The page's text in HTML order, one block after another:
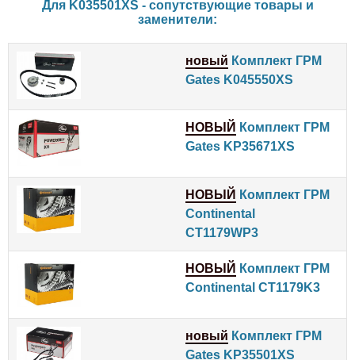
Для K035501XS - сопутствующие товары и
заменители:
новый Комплект ГРМ
Gates K045550XS
НОВЫЙ Комплект ГРМ
Gates KP35671XS
НОВЫЙ Комплект ГРМ
Continental
CT1179WP3
НОВЫЙ Комплект ГРМ
Continental CT1179K3
новый Комплект ГРМ
Gates KP35501XS